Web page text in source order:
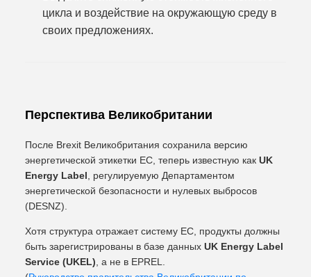
цикла и воздействие на окружающую среду в
своих предложениях.
Перспектива Великобритании
После Brexit Великобритания сохранила версию
энергетической этикетки ЕС, теперь известную как UK
Energy Label , регулируемую Департаментом
энергетической безопасности и нулевых выбросов
(DESNZ).
Хотя структура отражает систему ЕС, продукты должны
быть зарегистрированы в базе данных UK Energy Label
Service (UKEL) , а не в EPREL.